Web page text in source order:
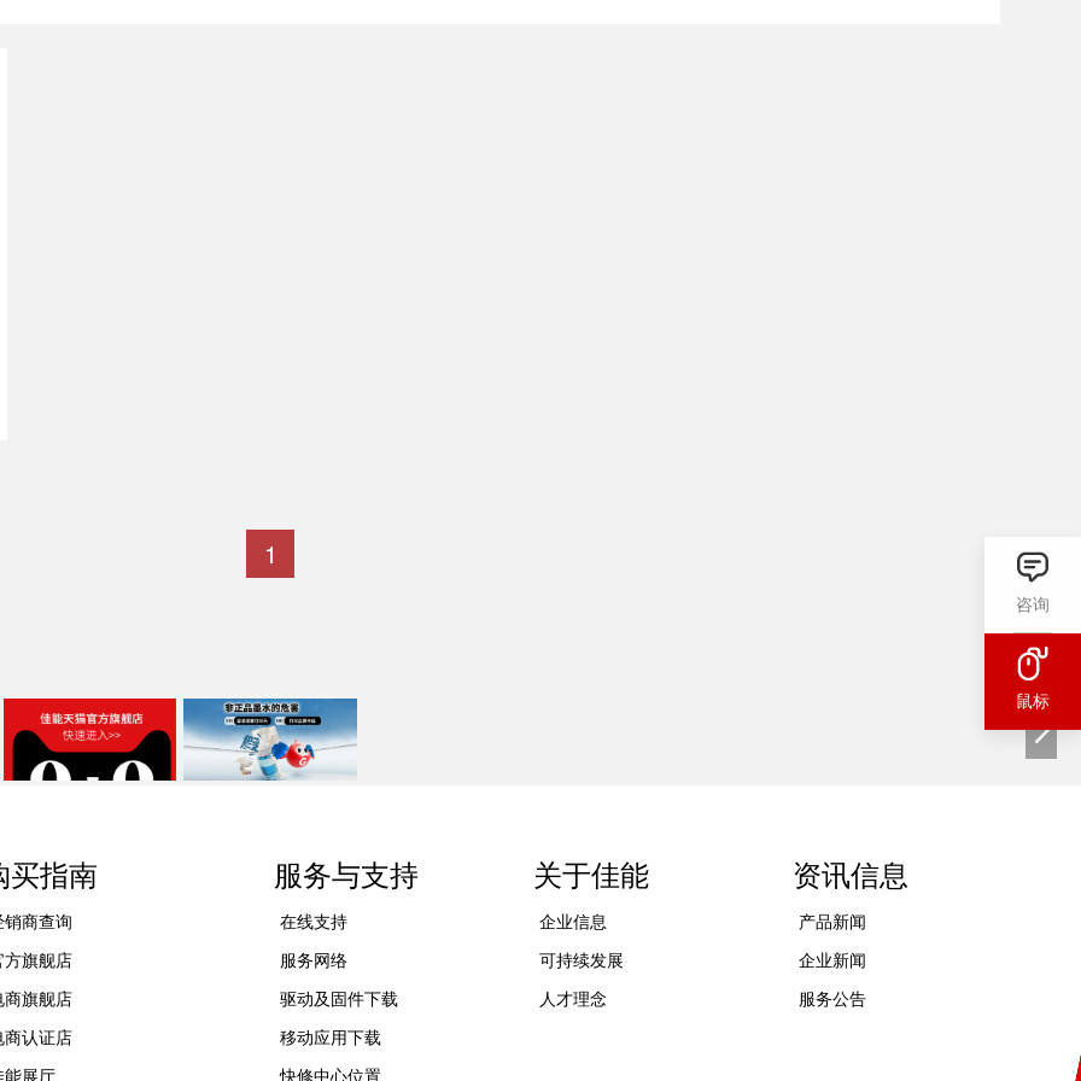
1
买指南
销商查询
方旗舰店
商旗舰店
商认证店
能展厅
服务与支持
在线支持
服务网络
驱动及固件下载
移动应用下载
快修中心位置
关于佳能
企业信息
可持续发展
人才理念
资讯信息
产品新闻
企业新闻
服务公告
咨询
鼠标